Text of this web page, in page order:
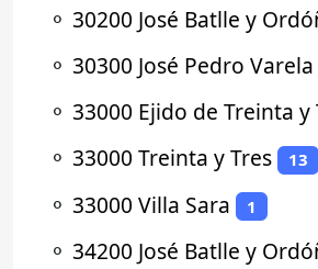
⚬ 30200 José Batlle y
⚬ 30300 José Pedro Varela
⚬ 33000 Ejido de Treinta y
⚬ 33000 Treinta y Tres 13
⚬ 33000 Villa Sara 1
⚬ 34200 José Batlle y